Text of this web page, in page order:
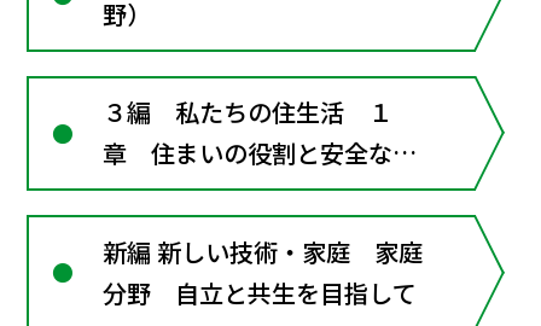
野）
３編 私たちの住生活 １
章 住まいの役割と安全な住
まい方
新編 新しい技術・家庭 家庭
分野 自立と共生を目指して